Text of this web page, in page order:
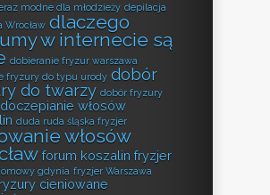
modne dla młodzieży depilacja
Wrocław dlaczego
w internecie są
dobieranie fryzur warszawa
fryzury do typu urody dobór
do twarzy dobór fryzury
doczepianie włosów
duda ruda śląska fryzjer
włosów
forum koszalin fryzjer
gdynia fryzjer Warszawa
cieniowane